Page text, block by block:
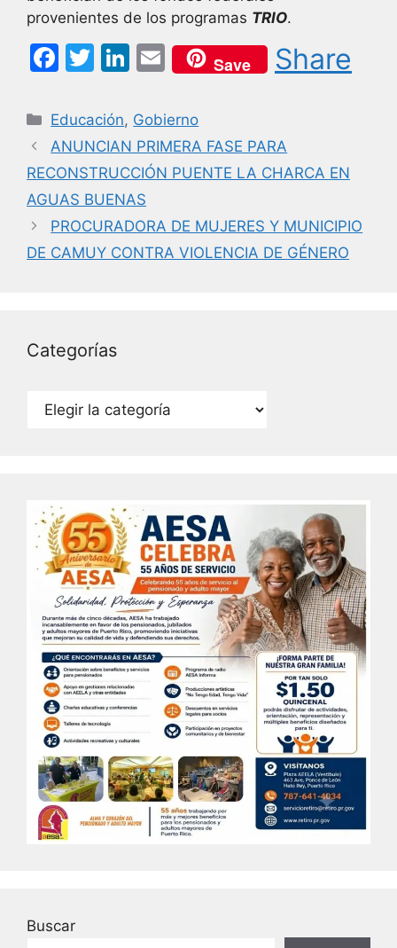
provenientes de los programas TRIO.
F
c
e
b
o
o
k
T
itt
er
Li
k
e
dI
n
E
m
ai
l
Save Share
Categorías
Educación, Gobierno
ANUNCIAN PRIMERA FASE PARA
RECONSTRUCCIÓN PUENTE LA CHARCA EN
AGUAS BUENAS
PROCURADORA DE MUJERES Y MUNICIPIO
DE CAMUY CONTRA VIOLENCIA DE GÉNERO
Categorías
Categorías
Buscar